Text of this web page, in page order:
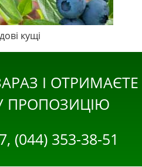
кущі
І ОТРИМАЄТЕ
ПРОПОЗИЦІЮ
(044) 353-38-51